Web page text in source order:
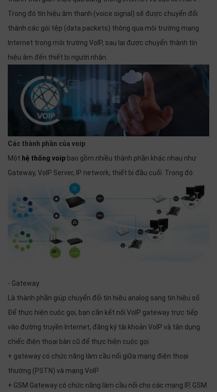
Trong đó tín hiệu âm thanh (voice signal) sẽ được chuyển đổi
thành các gói tệp (data packets) thông qua môi trường mạng
Internet trong môi trường VoIP, sau lại được chuyển thành tín
hiệu âm đến thiết bị người nhận.
Các thành phần của voip
Một hệ thống voip bao gồm nhiều thành phần khác nhau như
Gateway, VoIP Server, IP network, thiết bị đầu cuối. Trong đó:
- Gateway:
Là thành phần giúp chuyển đổi tín hiệu analog sang tín hiệu số.
Để thực hiện cuộc gọi, bạn cần kết nối VoIP gateway trực tiếp
vào đường truyền Internet, đăng ký tài khoản VoIP và tận dụng
chiếc điện thoại bàn cũ để thực hiện cuộc gọi.
+ gateway có chức năng làm cầu nối giữa mạng điện thoại
thường (PSTN) và mạng VoIP
+ GSM Gateway có chức năng làm cầu nối cho các mạng IP, GSM
khác
KHÁC
pháp
Hỗ
trợ
Tin
tức
Giới
thiệu
NGÔN
Tiếng
việt